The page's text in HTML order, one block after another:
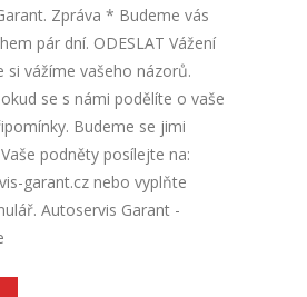
Zpráva * Budeme vás
pár dní. ODESLAT Vážení
si vážíme vašeho názorů.
se s námi podělíte o vaše
Budeme se jimi
podněty posílejte na:
garant.cz nebo vyplňte
Autoservis Garant -